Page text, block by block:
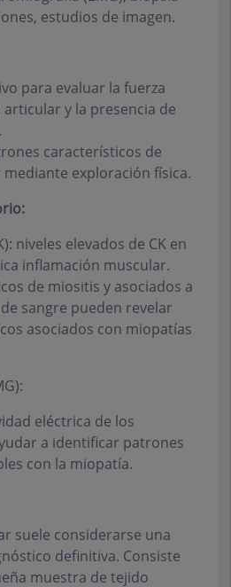
estudios de imagen.
para evaluar la fuerza
y la presencia de
característicos de
exploración física.
niveles elevados de CK en
inflamación muscular.
de miositis y asociados a
sangre pueden revelar
asociados con miopatías
eléctrica de los
a identificar patrones
con la miopatía.
suele considerarse una
definitiva. Consiste
muestra de tejido